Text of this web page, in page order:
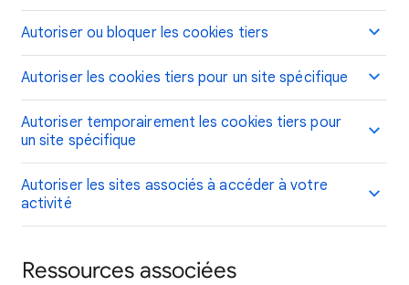
Autoriser ou bloquer les cookies tiers
Autoriser les cookies tiers pour un site spécifique
Autoriser temporairement les cookies tiers pour
un site spécifique
Autoriser les sites associés à accéder à votre
activité
Ressources associées